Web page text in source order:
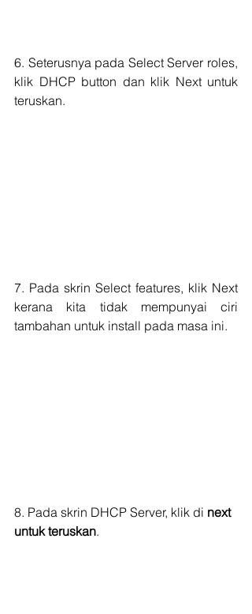
6. Seterusnya pada Select Server roles,
klik DHCP button dan klik Next untuk
teruskan.
7. Pada skrin Select features, klik Next
kerana kita tidak mempunyai ciri
tambahan untuk install pada masa ini.
8. Pada skrin DHCP Server, klik di next
untuk teruskan.